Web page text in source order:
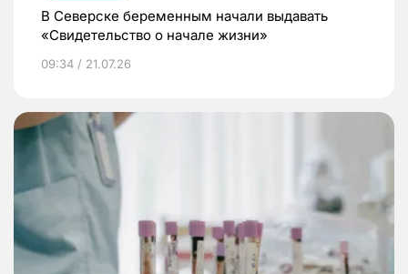
В Северске беременным начали выдавать
«Свидетельство о начале жизни»
09:34 / 21.07.26